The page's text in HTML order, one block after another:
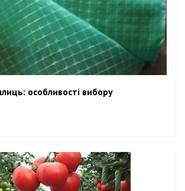
особливості вибору